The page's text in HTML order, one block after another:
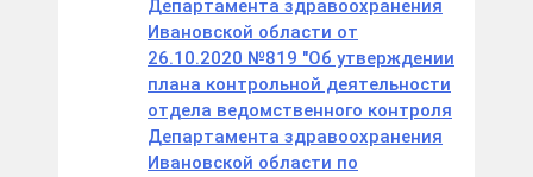
Департамента здравоохранения
Ивановской области от
26.10.2020 №819 "Об утверждении
плана контрольной деятельности
отдела ведомственного контроля
Департамента здравоохранения
Ивановской области по